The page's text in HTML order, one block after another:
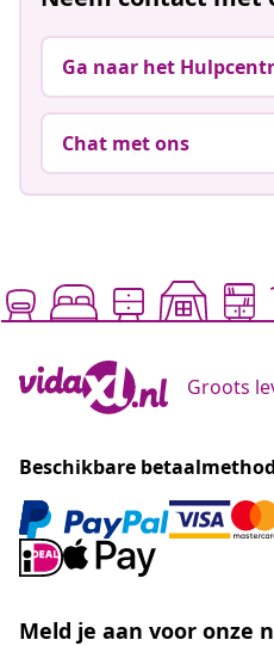
Ga naar het
Chat met ons
Groots
Beschikbare
Meld je aan voor onze